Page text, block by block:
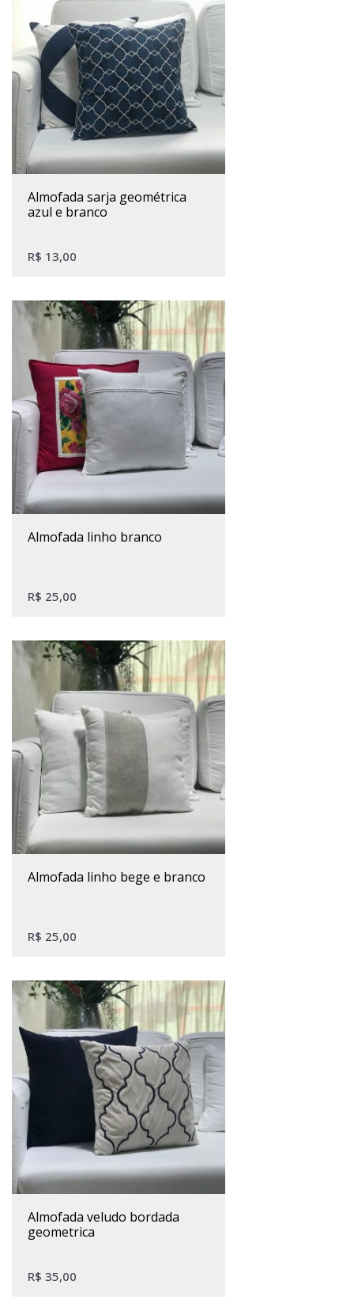
almofada sarja geométrica
azul e branco
R$ 13,00
almofada linho branco
R$ 25,00
almofada linho bege e branco
R$ 25,00
almofada veludo bordada
geometrica
R$ 35,00